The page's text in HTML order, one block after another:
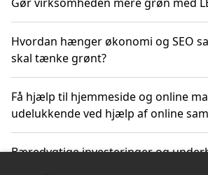
Hvordan hænger økonomi og SEO
skal tænke grønt?
Få hjælp til hjemmeside og online
udelukkende ved hjælp af online
Bæredygtige investeringer og